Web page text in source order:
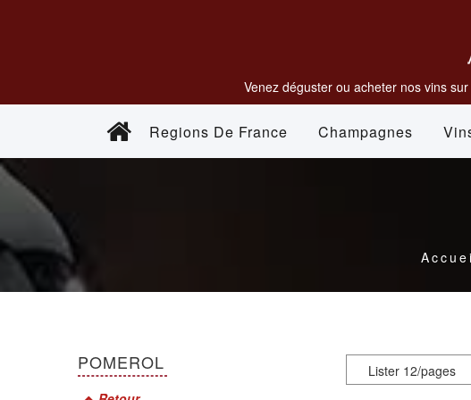
Venez déguster ou acheter nos vins
Regions De France Champagnes
POMEROL